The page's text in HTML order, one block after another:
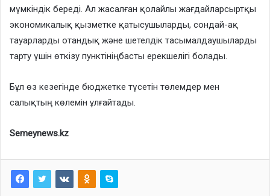
мүмкіндік береді. Ал жасалған қолайлы жағдайларсыртқы
экономикалық қызметке қатысушыларды, сондай-ақ
тауарларды отандық және шетелдік тасымалдаушыларды
тарту үшін өткізу пунктініңбасты ерекшелігі болады.
Бұл өз кезегінде бюджетке түсетін төлемдер мен
салықтың көлемін ұлғайтады.
Semeynews.kz